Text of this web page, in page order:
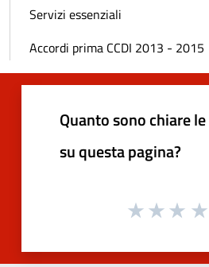
Servizi essenziali
Accordi prima CCDI 2013 - 2015
Quanto sono chiare
su questa pagina?